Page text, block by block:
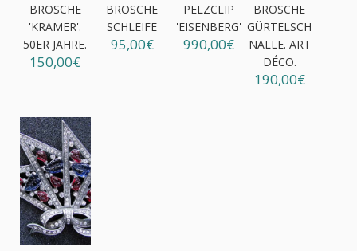
BROSCHE
'KRAMER'.
50ER JAHRE.
150,00€
BROSCHE
SCHLEIFE
95,00€
PELZCLIP
'EISENBERG'
990,00€
BROSCHE
GÜRTELSCH
NALLE. ART
DÉCO.
190,00€